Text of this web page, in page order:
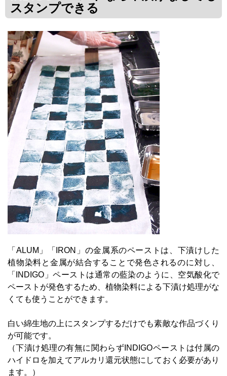
スタンプできる
「ALUM」「IRON」の金属系のペーストは、下漬けした
植物染料と金属が結合することで発色されるのに対し、
「INDIGO」ペーストは通常の藍染のように、空気酸化で
ペーストが発色するため、植物染料による下漬け処理がな
くても使うことができます。
白い綿生地の上にスタンプするだけでも素敵な作品づくり
が可能です。
（下漬け処理の有無に関わらずINDIGOペーストは付属の
ハイドロを加えてアルカリ還元状態にしておく必要があり
ます。）